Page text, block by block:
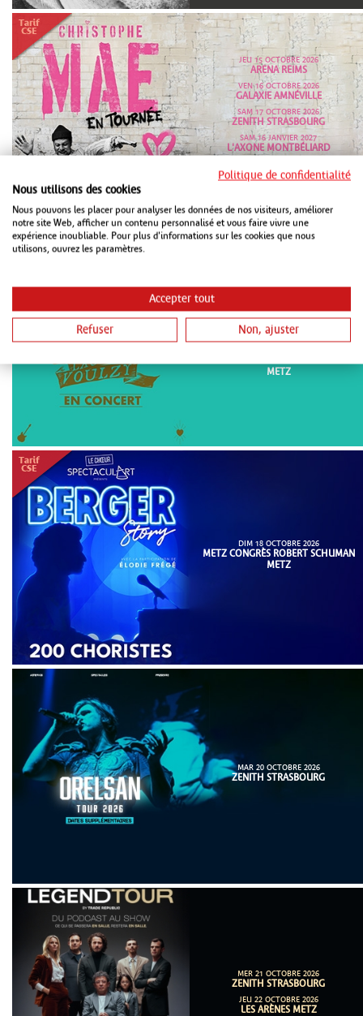
JEU 15 OCTOBRE 2026
ARENA REIMS
VEN 16 OCTOBRE 2026
GALAXIE AMNÉVILLE
SAM 17 OCTOBRE 2026
ZENITH STRASBOURG
SAM 16 JANVIER 2027
L'AXONE MONTBÉLIARD
LE MILLESIUM EPERNAY
PMC STRASBOURG
VEN 15 JANVIER 2027
CHAUDEAU LUDRES
METZ CONGRÈS ROBERT SCHUMAN
METZ
DIM 18 OCTOBRE 2026
METZ CONGRÈS ROBERT SCHUMAN
METZ
MAR 20 OCTOBRE 2026
ZENITH STRASBOURG
MER 21 OCTOBRE 2026
ZENITH STRASBOURG
JEU 22 OCTOBRE 2026
LES ARÈNES METZ
Politique de confidentialité
Nous utilisons des cookies
Nous pouvons les placer pour analyser les données de nos visiteurs, améliorer
notre site Web, afficher un contenu personnalisé et vous faire vivre une
expérience inoubliable. Pour plus d'informations sur les cookies que nous
utilisons, ouvrez les paramètres.
Accepter tout
Refuser Non, ajuster